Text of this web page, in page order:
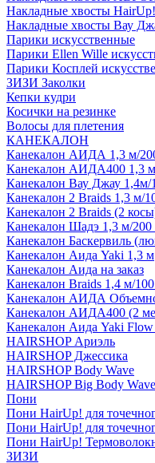
Накладные хвосты HairUp!
Накладные хвосты Вау
Парики искусственные
Парики Ellen Wille
Парики Косплей
ЗИЗИ Заколки
Кепки кудри
Косички на резинке
Волосы для плетения
КАНЕКАЛОН
Канекалон АИДА 1,3 м/
Канекалон АИДА400 1,3
Канекалон Вау Джау 1,4м/
Канекалон 2 Braids 1,3 м/
Канекалон 2 Braids (2
Канекалон Шадэ 1,3 м/200
Канекалон Баскервиль
Канекалон Аида Yaki 1,3 м
Канекалон Аида на заказ
Канекалон Braids 1,4 м/
Канекалон АИДА
Канекалон АИДА400 (2
Канекалон Аида Yaki
HAIRSHOP Ариэль
HAIRSHOP Джессика
HAIRSHOP Body Wave
HAIRSHOP Big Body Wave
Пони
Пони HairUp! для
Пони HairUp! для
Пони HairUp!
ЗИЗИ